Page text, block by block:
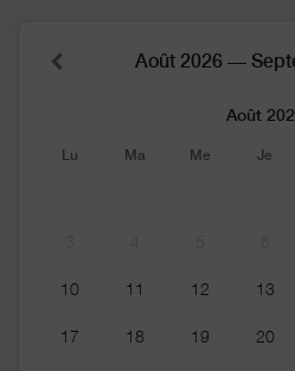
Août 2026 —
Août
Lu Ma Me Je
10 11 12 13
17 18 19 20